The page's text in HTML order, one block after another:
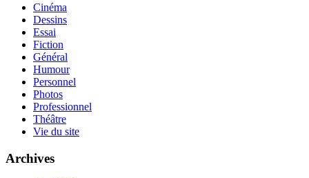
Cinéma
Dessins
Essai
Fiction
Général
Humour
Personnel
Photos
Professionnel
Théâtre
Vie du site
Archives